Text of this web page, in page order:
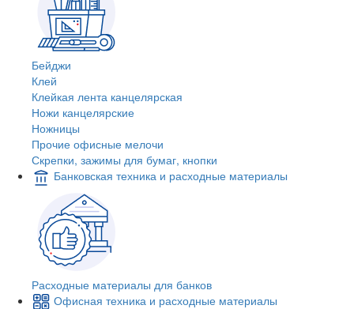
Бейджи
Клей
Клейкая лента канцелярская
Ножи канцелярские
Ножницы
Прочие офисные мелочи
Скрепки, зажимы для бумаг, кнопки
Банковская техника и расходные материалы
Расходные материалы для банков
Офисная техника и расходные материалы